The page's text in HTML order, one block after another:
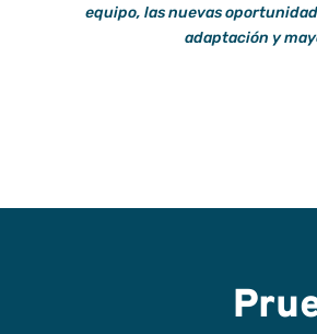
equipo, las nuevas
adaptación y